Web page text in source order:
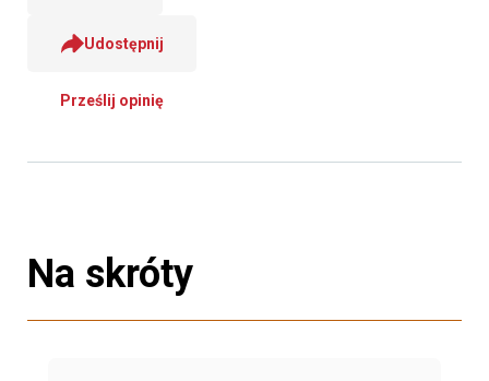
Udostępnij
Prześlij opinię
Na skróty